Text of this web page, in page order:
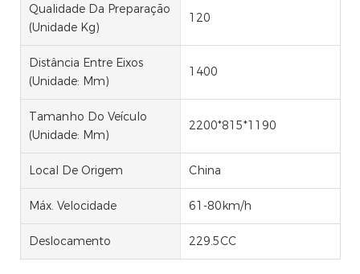
Qualidade Da Preparação
(unidade Kg)
120
Distância Entre Eixos
(unidade: Mm)
1400
Tamanho Do Veículo
(unidade: Mm)
2200*815*1190
Local De Origem China
Máx. Velocidade 61-80km/h
Deslocamento 229.5CC